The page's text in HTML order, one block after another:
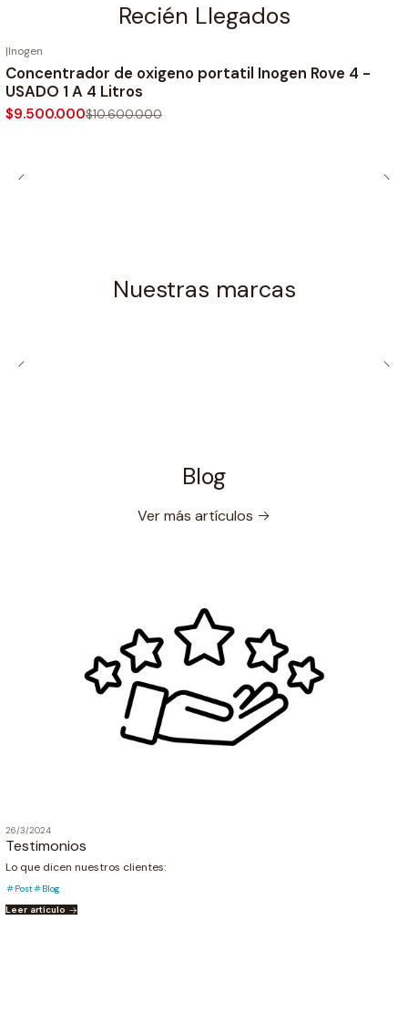
Recién Llegados
-10%
|Inogen
Concentrador de oxigeno portatil Inogen Rove 4 -
USADO 1 A 4 Litros
$9.500.000$10.600.000
Nuestras marcas
Blog
Ver más artículos
26/3/2024
Testimonios
Lo que dicen nuestros clientes:
Post
Blog
Leer artículo